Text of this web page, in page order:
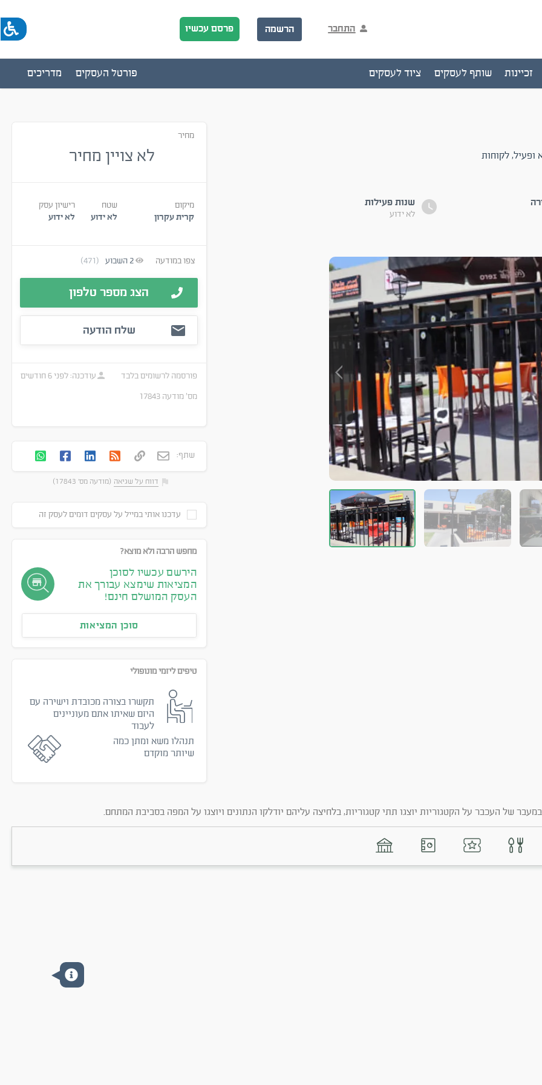
התחבר הרשמה פרסם עכשיו
זכיינות שותף לעסקים ציוד לעסקים מדריכים פורטל העסקים
ופעיל, לקוחות
שנות פעילות
לא ידוע
מחיר
לא צויין מחיר
מיקום
קרית עקרון
שטח
לא ידוע
רישיון עסק
לא ידוע
צפו במודעה 2 השבוע (471)
הצג מספר טלפון
שלח הודעה
פורסמה לרשומים בלבד עודכנה:לפני 6 חודשים
מס׳ מודעה
שתף:
דווח על שגיאה (מודעה מס' 17843)
עדכנו אותי במייל על עסקים דומים לעסק זה
מחפש הרבה ולא מוצא?
הירשם עכשיו לסוכן
המציאות שימצא עבורך את
העסק המושלם חינם!
סוכן המציאות
טיפים ליזמי מונופולי
תקשרו בצורה מכובדת וישירה עם
היזם שאיתו אתם מעוניינים
לעבוד
תנהלו משא ומתן כמה
שיותר מוקדם
של העכבר על הקטגוריות יוצגו תתי קטגוריות, בלחיצה עליהם יודלקו הנתונים ויוצגו על המפה בסביבת המתחם.